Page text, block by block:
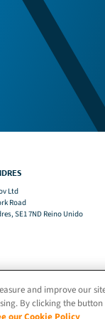
Ltd
Road
SE1 7ND Reino Unido
and improve our
By clicking the